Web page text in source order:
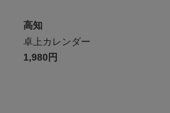
高知
卓上カレンダー
1,980円